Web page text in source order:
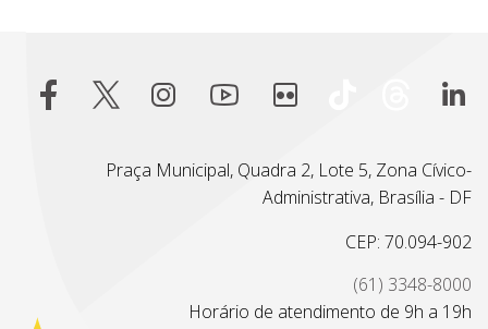
Praça Municipal, Quadra 2, Lote 5, Zona Cívico-
Administrativa, Brasília - DF
CEP: 70.094-902
(61) 3348-8000
Horário de atendimento de 9h a 19h